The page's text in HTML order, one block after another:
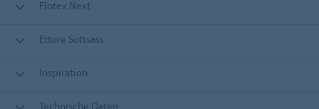
Flotex Next
Ettore Sottsass
Inspiration
Technische Daten